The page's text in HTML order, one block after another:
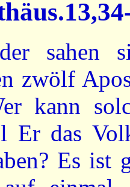
sahen
zwölf
kann
Er das
Es ist